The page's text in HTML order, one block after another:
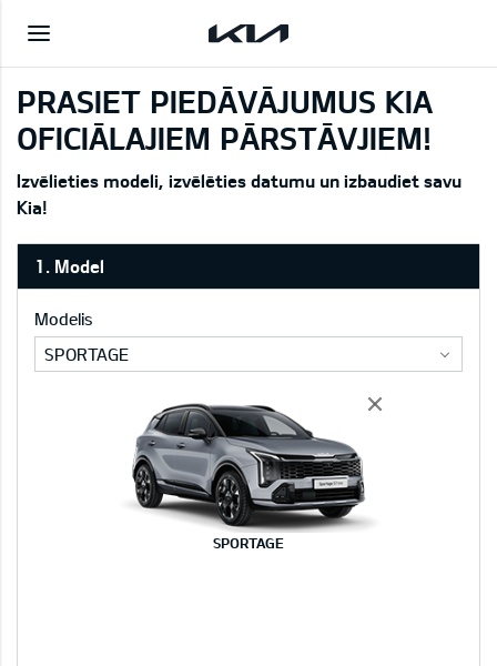
PRASIET PIEDĀVĀJUMUS KIA
OFICIĀLAJIEM PĀRSTĀVJIEM!
Izvēlieties modeli, izvēlēties datumu un izbaudiet savu
Kia!
1. Model
Modelis
SPORTAGE
SPORTAGE